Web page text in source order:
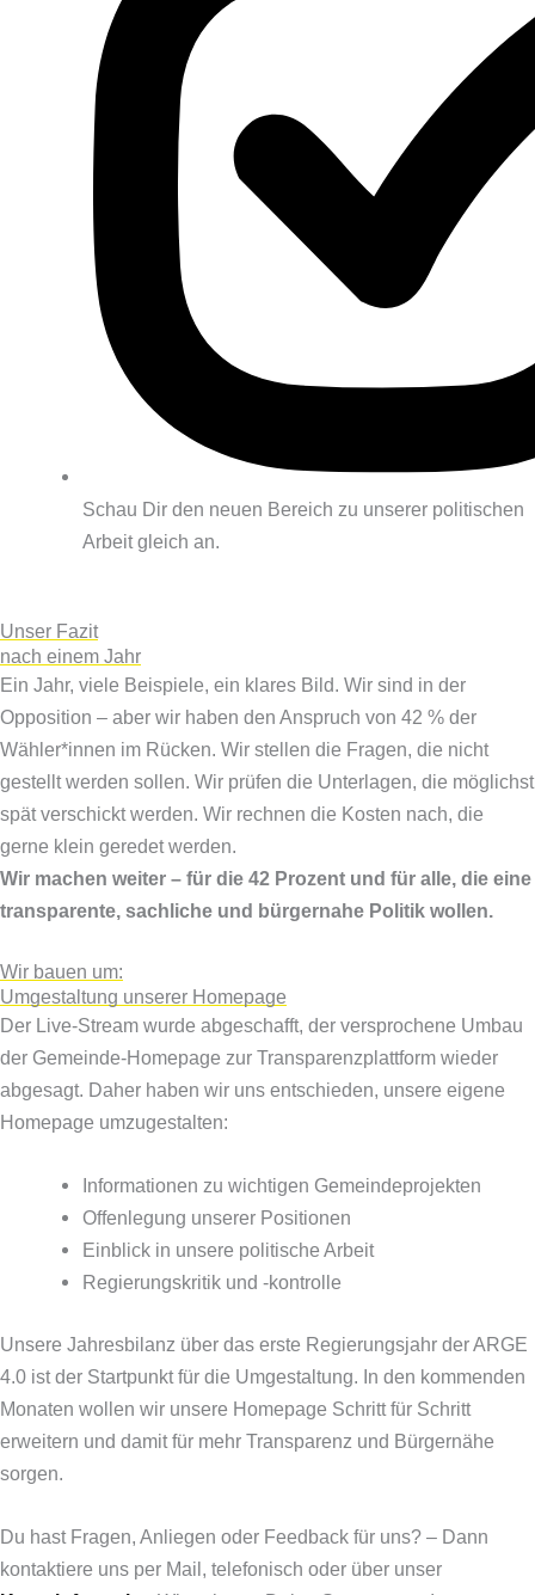
Schau Dir den neuen Bereich zu unserer politischen
Arbeit gleich an.
Unser Fazit
nach einem Jahr
Ein Jahr, viele Beispiele, ein klares Bild. Wir sind in der
Opposition – aber wir haben den Anspruch von 42 % der
Wähler*innen im Rücken. Wir stellen die Fragen, die nicht
gestellt werden sollen. Wir prüfen die Unterlagen, die möglichst
spät verschickt werden. Wir rechnen die Kosten nach, die
gerne klein geredet werden.
Wir machen weiter – für die 42 Prozent und für alle, die eine
transparente, sachliche und bürgernahe Politik wollen.
Wir bauen um:
Umgestaltung unserer Homepage
Der Live-Stream wurde abgeschafft, der versprochene Umbau
der Gemeinde-Homepage zur Transparenzplattform wieder
abgesagt. Daher haben wir uns entschieden, unsere eigene
Homepage umzugestalten:
Informationen zu wichtigen Gemeindeprojekten
Offenlegung unserer Positionen
Einblick in unsere politische Arbeit
Regierungskritik und -kontrolle
Unsere Jahresbilanz über das erste Regierungsjahr der ARGE
4.0 ist der Startpunkt für die Umgestaltung. In den kommenden
Monaten wollen wir unsere Homepage Schritt für Schritt
erweitern und damit für mehr Transparenz und Bürgernähe
sorgen.
Du hast Fragen, Anliegen oder Feedback für uns? – Dann
kontaktiere uns per Mail, telefonisch oder über unser